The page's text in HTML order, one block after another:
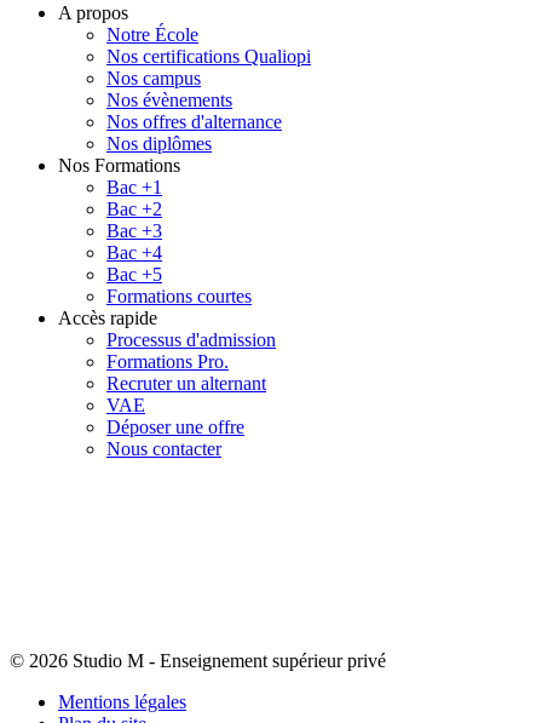
A propos
Notre École
Nos certifications Qualiopi
Nos campus
Nos évènements
Nos offres d'alternance
Nos diplômes
Nos Formations
Bac +1
Bac +2
Bac +3
Bac +4
Bac +5
Formations courtes
Accès rapide
Processus d'admission
Formations Pro.
Recruter un alternant
VAE
Déposer une offre
Nous contacter
© 2026 Studio M - Enseignement supérieur privé
Mentions légales